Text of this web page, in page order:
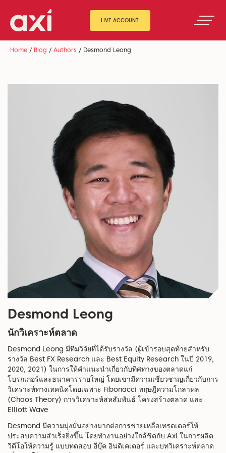
LIVE ACCOUNT
Home / Blog / Authors / Desmond Leong
Desmond Leong
นักวิเคราะห์ตลาด
Desmond Leong มีทีมวิจัยที่ได้รับรางวัล (ผู้เข้ารอบสุดท้ายสำหรับ
รางวัล Best FX Research และ Best Equity Research ในปี 2019,
2020, 2021) ในการให้คำแนะนำเกี่ยวกับทิศทางของตลาดแก่
โบรกเกอร์และธนาคารรายใหญ่ โดยเขามีความเชี่ยวชาญเกี่ยวกับการ
วิเคราะห์ทางเทคนิคโดยเฉพาะ Fibonacci ทฤษฎีความโกลาหล
(Chaos Theory) การวิเคราะห์สหสัมพันธ์ โครงสร้างตลาด และ
Elliott Wave
Desmond มีความมุ่งมั่นอย่างมากต่อการช่วยเหลือเทรดเดอร์ให้
ประสบความสำเร็จยิ่งขึ้น โดยทำงานอย่างใกล้ชิดกับ Axi ในการผลิต
วิดีโอให้ความรู้ แบบทดสอบ อีบุ๊ค อินดิเคเตอร์ และบทวิเคราะห์ตลาด